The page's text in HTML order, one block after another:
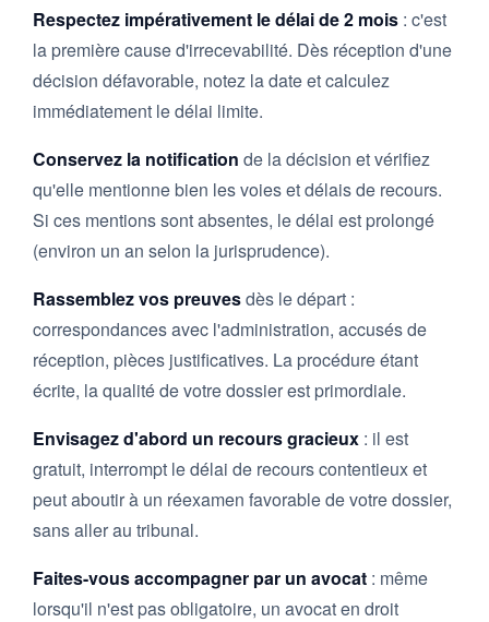
Respectez impérativement le délai de 2 mois : c'est
la première cause d'irrecevabilité. Dès réception d'une
décision défavorable, notez la date et calculez
immédiatement le délai limite.
Conservez la notification de la décision et vérifiez
qu'elle mentionne bien les voies et délais de recours.
Si ces mentions sont absentes, le délai est prolongé
(environ un an selon la jurisprudence).
Rassemblez vos preuvesdès le départ :
correspondances avec l'administration, accusés de
réception, pièces justificatives. La procédure étant
écrite, la qualité de votre dossier est primordiale.
Envisagez d'abord un recours gracieux : il est
gratuit, interrompt le délai de recours contentieux et
peut aboutir à un réexamen favorable de votre dossier,
sans aller au tribunal.
Faites-vous accompagner par un avocat : même
lorsqu'il n'est pas obligatoire, un avocat en droit